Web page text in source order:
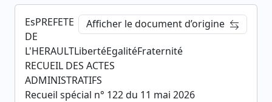
Afficher le document d’origine
EsPREFETE
DE
L'HERAULTLibertéEgalitéFraternité
RECUEIL DES ACTES
ADMINISTRATIFS
Recueil spécial n° 122 du 11 mai 2026